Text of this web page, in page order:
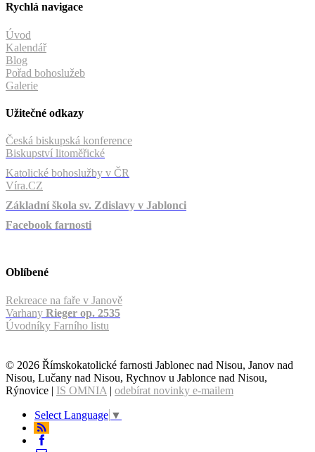
Rychlá navigace
Úvod
Kalendář
Blog
Pořad bohoslužeb
Galerie
Užitečné odkazy
Česká biskupská konference
Biskupství litoměřické
Katolické bohoslužby v ČR
Víra.CZ
Základní škola sv. Zdislavy v Jablonci
Facebook farnosti
Oblíbené
Rekreace na faře v Janově
Varhany Rieger op. 2535
Úvodníky Farního listu
© 2026 Římskokatolické farnosti Jablonec nad Nisou, Janov nad
Nisou, Lučany nad Nisou, Rychnov u Jablonce nad Nisou,
Rýnovice | IS OMNIA | odebírat novinky e-mailem
Select Language ▼